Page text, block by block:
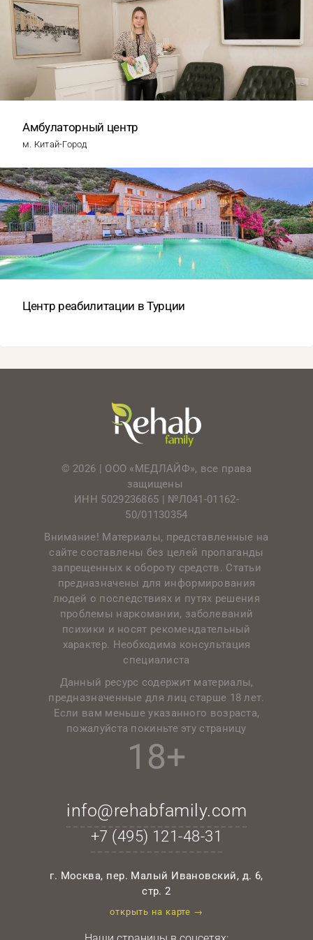
Амбулаторный центр
м. Китай-Город
Центр реабилитации в Турции
© 2026 | ООО «МЕДЛАЙФ», все права
защищены
ИНН 5029236865 | №Л041-01162-
50/01130354
Внимание! Материалы, представленные на
сайте составлены без целей пропаганды
запрещенных к обороту средств. Статьи
предназначены для информирования
людей о последствиях и путях решения
проблемы наркомании, заболеваний
психики и носят рекомендательный
характер. Необходима консультация
специалиста
Данный ресурс содержит материалы,
предназначенные для лиц старше 18 лет.
Если вам меньше указанного возраста,
пожалуйста покиньте эту страницу
18+
info@rehabfamily.com
+7 (495) 121-48-31
г. Москва, пер. Малый Ивановский, д. 6,
стр. 2
открыть на карте →